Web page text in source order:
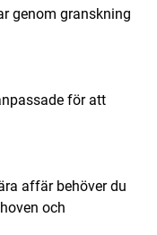
genom granskning
för att
affär behöver du
och